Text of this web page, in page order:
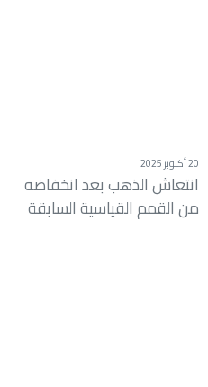
20 أكتوبر 2025
انتعاش الذهب بعد انخفاضه
من القمم القياسية السابقة